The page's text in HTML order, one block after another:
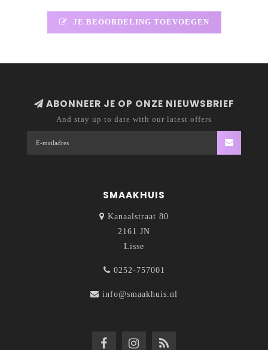
JE BEOORDELING TOEVOEGEN
ABONNEER JE OP ONZE NIEUWSBRIEF
And stay up to date with our latest offers
SMAAKHUIS
Kanaalstraat 80
2161 JN
Lisse
0252-757001
info@smaakhuis.nl